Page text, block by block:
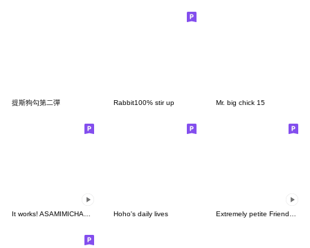
提斯狗勾第二彈 Rabbit100% stir up Mr. big chick 15
Hoho's daily lives